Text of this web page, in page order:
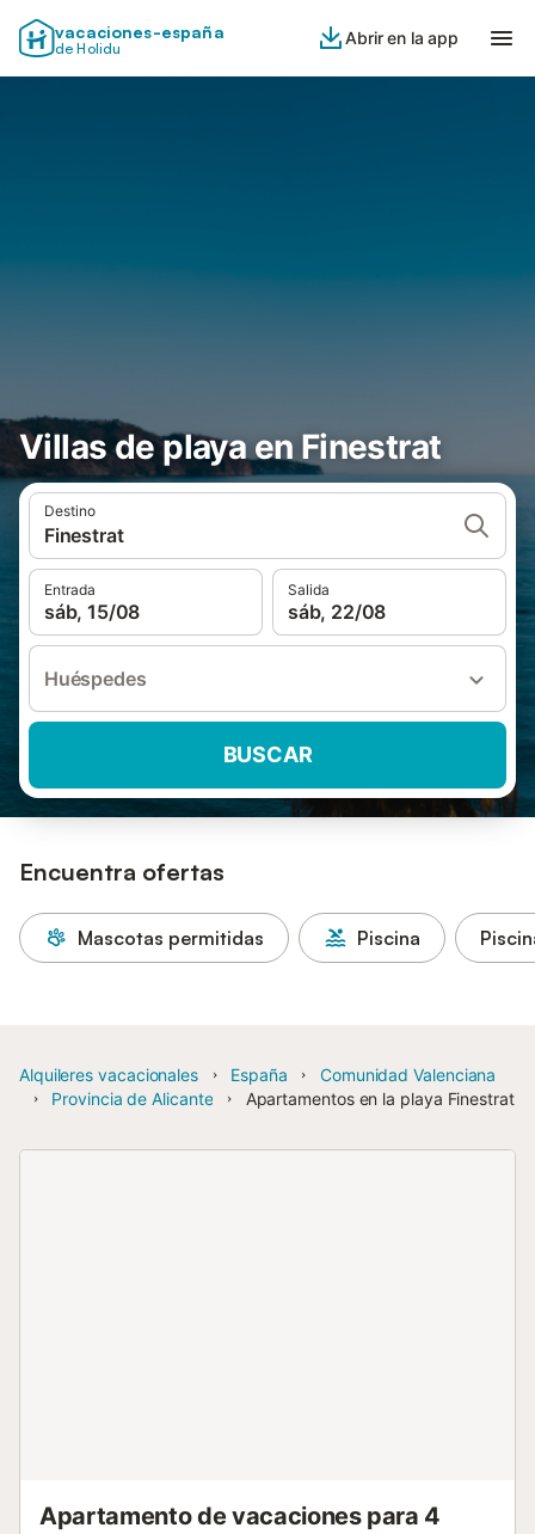
vacaciones-españa
de Holidu
Abrir en la app
Villas de playa en Finestrat
Destino
Finestrat
Entrada
sáb, 15/08
Salida
sáb, 22/08
Huéspedes
BUSCAR
Encuentra ofertas
Mascotas permitidas Piscina
Alquileres vacacionales España
Comunidad Valenciana
Provincia de Alicante
Apartamentos en la playa Finestrat
Apartamento de vacaciones para 4